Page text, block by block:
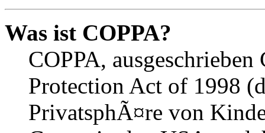
Was ist COPPA?
COPPA,
Protection Act of 1998
PrivatsphÃ¤re von